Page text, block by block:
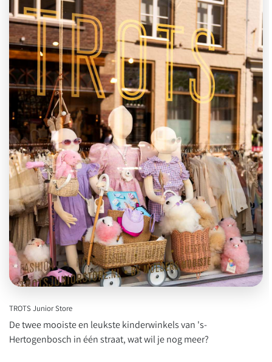
TROTS Junior Store
De twee mooiste en leukste kinderwinkels van 's-
Hertogenbosch in één straat, wat wil je nog meer?